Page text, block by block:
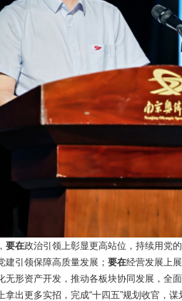
要在政治引领上彰显更高站位 ， 持续用党
引领保障高质量发展； 要在经营发展上
无形资产开发，推动各板块协同发展，全
拿出更多实招 ，完成“十四五”规划收官，